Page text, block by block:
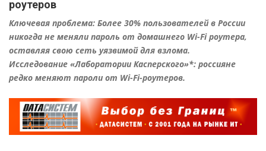
роутеров
Ключевая проблема: Более 30% пользователей в России
никогда не меняли пароль от домашнего Wi-Fi роутера,
оставляя свою сеть уязвимой для взлома.
Исследование «Лаборатории Касперского»*: россияне
редко меняют пароли от Wi-Fi-роутеров.